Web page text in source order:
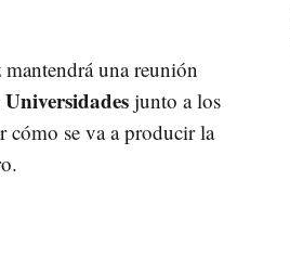
una reunión
Universidades junto a los
cómo se va a producir la